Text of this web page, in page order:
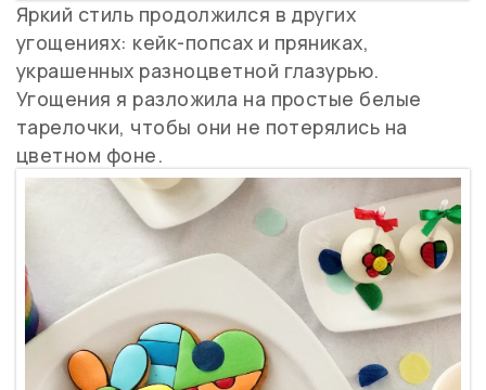
Яркий стиль продолжился в других
угощениях: кейк-попсах и пряниках,
украшенных разноцветной глазурью.
Угощения я разложила на простые белые
тарелочки, чтобы они не потерялись на
цветном фоне.